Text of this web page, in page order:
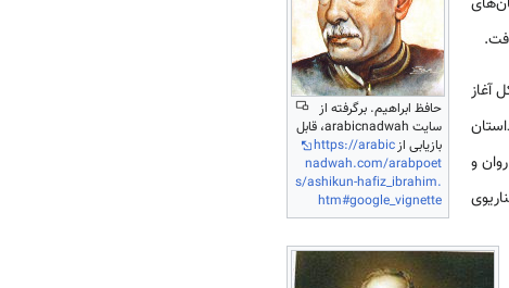
حافظ ابراهیم. برگرفته از
سایت arabicnadwah، قابل
بازیابی ازhttps://arabic
nadwah.com/arabpoet
s/ashikun-hafiz_ibrahim.
htm#google_vignette
محمد حسین هیکل آغاز
و